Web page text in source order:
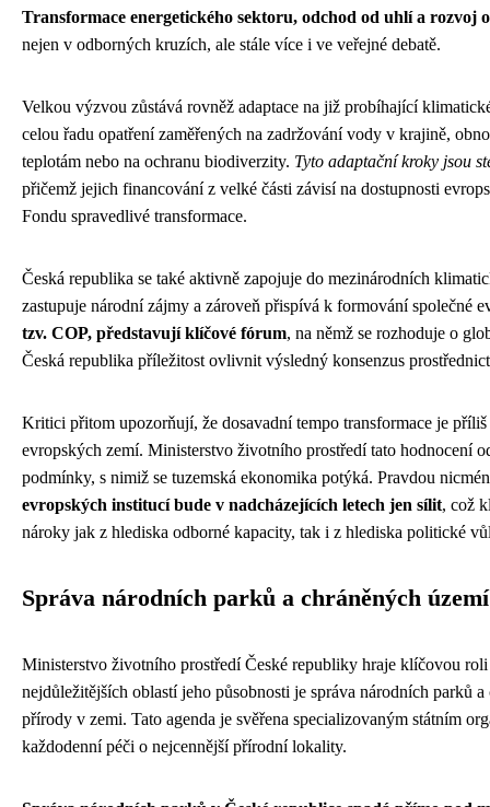
Transformace energetického sektoru, odchod od uhlí a rozvoj
nejen v odborných kruzích, ale stále více i ve veřejné debatě.
Velkou výzvou zůstává rovněž adaptace na již probíhající
celou řadu opatření zaměřených na zadržování vody v krajině,
teplotám nebo na ochranu biodiverzity. Tyto adaptační kroky jsou
přičemž jejich financování z velké části závisí na dostupnosti
Fondu spravedlivé transformace.
Česká republika se také aktivně zapojuje do mezinárodních
zastupuje národní zájmy a zároveň přispívá k formování společné
tzv. COP, představují klíčové fórum, na němž se rozhoduje o
Česká republika příležitost ovlivnit výsledný konsenzus
Kritici přitom upozorňují, že dosavadní tempo transformace je
evropských zemí. Ministerstvo životního prostředí tato hodnocení
podmínky, s nimiž se tuzemská ekonomika potýká. Pravdou
evropských institucí bude v nadcházejících letech jen sílit, což
nároky jak z hlediska odborné kapacity, tak i z hlediska politické
Správa národních parků a chráněných území
Ministerstvo životního prostředí České republiky hraje klíčovou
nejdůležitějších oblastí jeho působnosti je správa národních parků
přírody v zemi. Tato agenda je svěřena specializovaným státním
každodenní péči o nejcennější přírodní lokality.